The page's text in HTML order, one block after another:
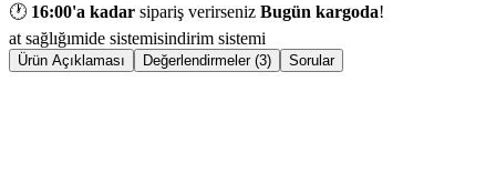
🕐 16:00'a kadar sipariş verirseniz Bugün kargoda!
at sağlığımide sistemisindirim sistemi
Ürün Açıklaması Değerlendirmeler (3) Sorular